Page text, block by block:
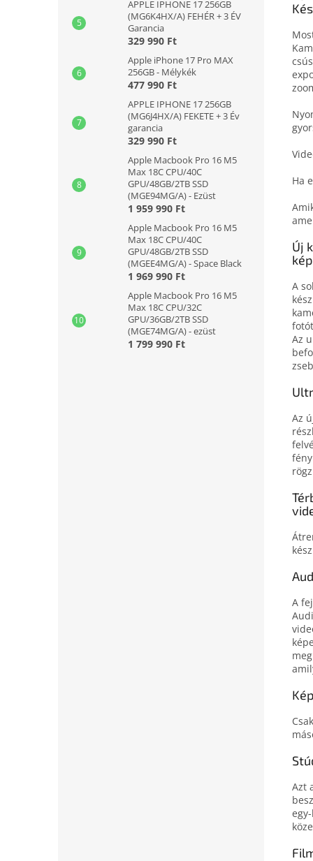
APPLE IPHONE 17 256GB
(MG6K4HX/A) FEHÉR + 3 ÉV
Garancia
329 990 Ft
Apple iPhone 17 Pro MAX
256GB - Mélykék
477 990 Ft
APPLE IPHONE 17 256GB
(MG6J4HX/A) FEKETE + 3 Év
garancia
329 990 Ft
Apple Macbook Pro 16 M5
Max 18C CPU/40C
GPU/48GB/2TB SSD
(MGE94MG/A) - Ezüst
1 959 990 Ft
Apple Macbook Pro 16 M5
Max 18C CPU/40C
GPU/48GB/2TB SSD
(MGEE4MG/A) - Space Black
1 969 990 Ft
Apple Macbook Pro 16 M5
Max 18C CPU/32C
GPU/36GB/2TB SSD
(MGE74MG/A) - ezüst
1 799 990 Ft
Ha
Új
A
Az
Az
A
Azt